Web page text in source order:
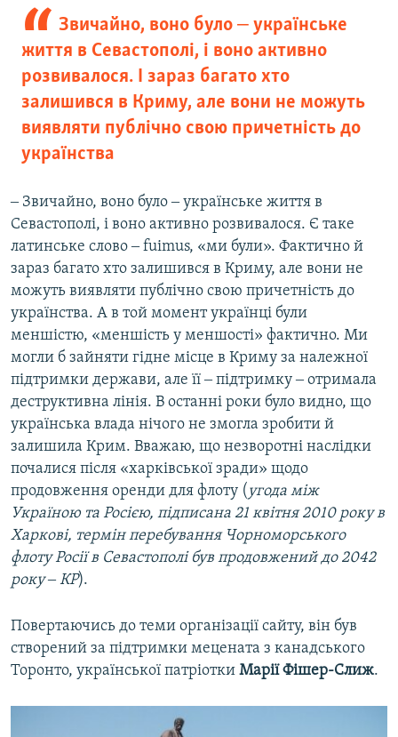
Звичайно, воно було ‒ українське
життя в Севастополі, і воно активно
розвивалося. І зараз багато хто
залишився в Криму, але вони не можуть
виявляти публічно свою причетність до
українства
‒ Звичайно, воно було ‒ українське життя в
Севастополі, і воно активно розвивалося. Є таке
латинське слово ‒ fuimus, «ми були». Фактично й
зараз багато хто залишився в Криму, але вони не
можуть виявляти публічно свою причетність до
українства. А в той момент українці були
меншістю, «меншість у меншості» фактично. Ми
могли б зайняти гідне місце в Криму за належної
підтримки держави, але її ‒ підтримку ‒ отримала
деструктивна лінія. В останні роки було видно, що
українська влада нічого не змогла зробити й
залишила Крим. Вважаю, що незворотні наслідки
почалися після «харківської зради» щодо
продовження оренди для флоту ( угода між
Україною та Росією, підписана 21 квітня 2010 року в
Харкові, термін перебування Чорноморського
флоту Росії в Севастополі був продовжений до 2042
року ‒ КР).
Повертаючись до теми організації сайту, він був
створений за підтримки мецената з канадського
Торонто, української патріотки Марії Фішер-Слиж.